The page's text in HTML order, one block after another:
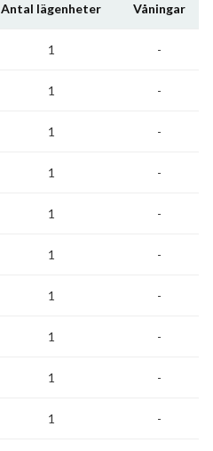
Antal lägenheter Våningar
1 -
1 -
1 -
1 -
1 -
1 -
1 -
1 -
1 -
1 -